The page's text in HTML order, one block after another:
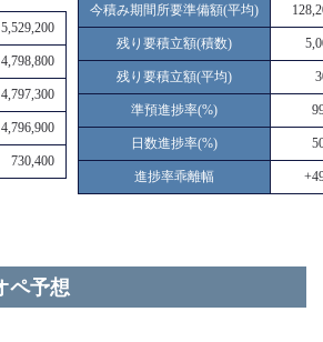
5,529,200
4,798,800
4,797,300
4,796,900
730,400
今積み期間所要準備額(平均)
残り要積立額(積数)
残り要積立額(平均)
準預進捗率(%)
日数進捗率(%)
進捗率乖離幅
ペ予想